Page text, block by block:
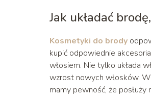
Jak układać
Kosmetyki do brody
kupić odpowiednie
włosiem. Nie tylko układa
wzrost nowych włosków.
mamy pewność, że posłuży